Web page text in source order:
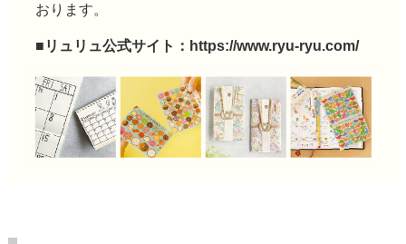
おります。
■リュリュ公式サイト： https://www.ryu-ryu.com/